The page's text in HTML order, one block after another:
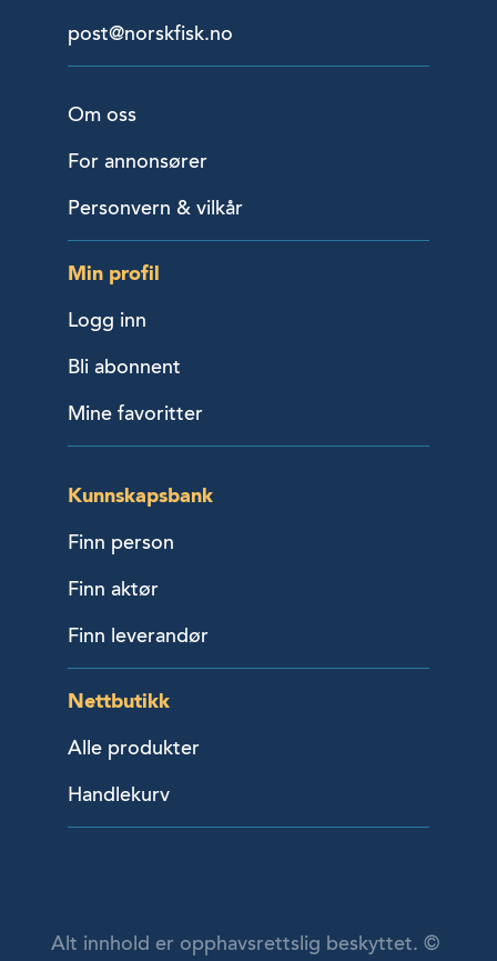
post@norskfisk.no
Om oss
For annonsører
Personvern & vilkår
Min profil
Logg inn
Bli abonnent
Mine favoritter
Kunnskapsbank
Finn person
Finn aktør
Finn leverandør
Nettbutikk
Alle produkter
Handlekurv
Alt innhold er opphavsrettslig beskyttet. ©